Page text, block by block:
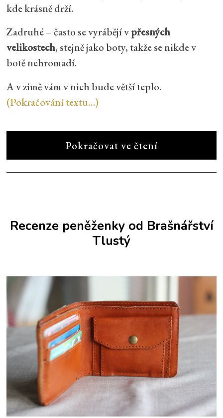
kde krásně drží.
Zadruhé – často se vyrábějí vpřesných
velikostech, stejně jako boty, takže se nikde v
botě nehromadí.
A v zimě vám v nich bude větší teplo.
(Pokračování textu…)
Pokračovat ve čtení
Recenze peněženky od Brašnářství
Tlustý